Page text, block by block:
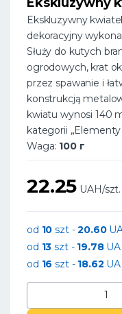
Ekskluzywny
dekoracyjny
Służy do kutych
ogrodowych, krat
przez spawanie i
konstrukcją
kwiatu wynosi 140
kategorii
Waga: 100 г
22.25 UAH/szt.
od 10 szt -20.60
od 13 szt - 19.78
od 16 szt - 18.62